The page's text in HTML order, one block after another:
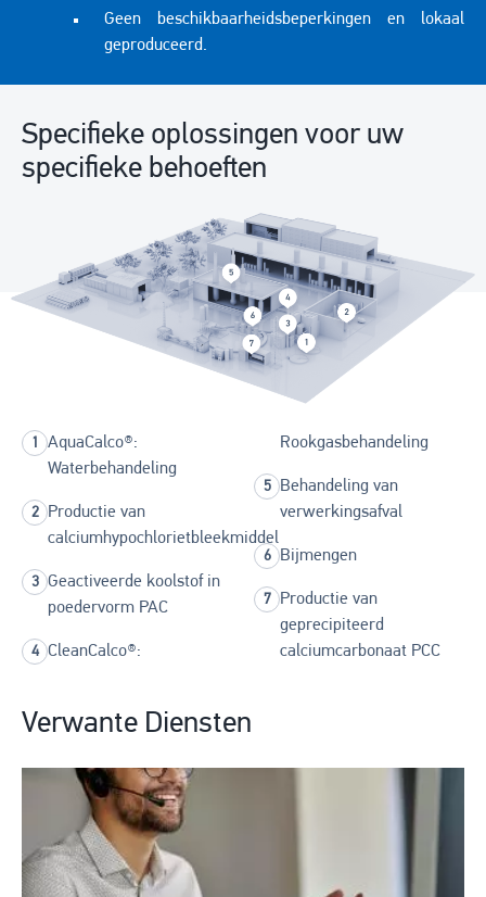
Geen beschikbaarheidsbeperkingen en lokaal
geproduceerd.
Specifieke oplossingen voor uw
specifieke behoeften
AquaCalco®:
Waterbehandeling
Productie van
calciumhypochlorietbleekmiddel
Geactiveerde koolstof in
poedervorm PAC
CleanCalco®:
Rookgasbehandeling
Behandeling van
verwerkingsafval
Bijmengen
Productie van
geprecipiteerd
calciumcarbonaat PCC
Verwante Diensten